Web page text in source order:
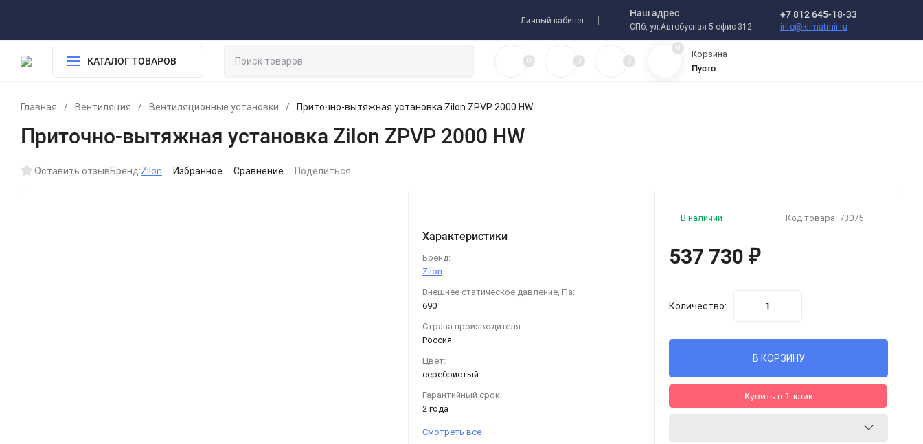
Доставка и оплата
Личный кабинет
Наш адрес
СПб, ул.Автобусная 5 офис 312
+7 812 645-18-33
info@klimatmir.ru
КАТАЛОГ ТОВАРОВ 0 0 0
0
Корзина
Пусто
Главная / Вентиляция / Вентиляционные установки / Приточно-вытяжная установка Zilon ZPVP 2000 HW
Приточно-вытяжная установка Zilon ZPVP 2000 HW
Оставить отзывБренд:Zilon Избранное Сравнение Поделиться
Характеристики
Бренд:
Zilon
Внешнее статическое давление, Па:
690
Страна производителя:
Россия
Цвет:
серебристый
Гарантийный срок:
2 года
Смотреть все
Код товара: 73075
В наличии
537 730₽
Количество:
В КОРЗИНУ
Купить в 1 клик